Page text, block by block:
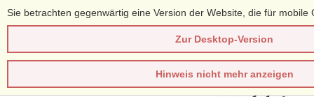
Sie betrachten gegenwärtig eine Version der Website, die für mobile
Zur Desktop-Version
Hinweis nicht mehr anzeigen